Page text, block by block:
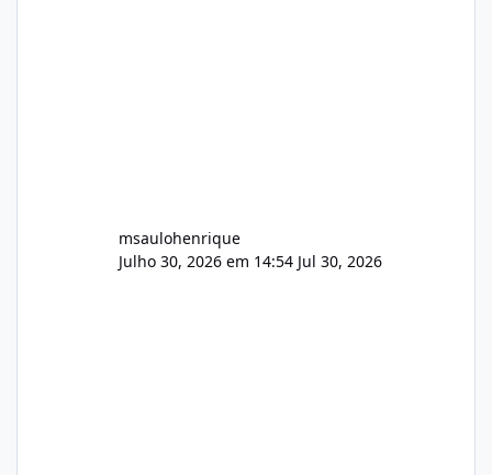
msaulohenrique
Julho 30, 2026 em 14:54 Jul 30, 2026